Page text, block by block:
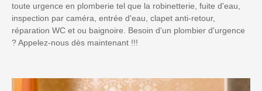
toute urgence en plomberie tel que la robinetterie, fuite d'eau,
inspection par caméra, entrée d'eau, clapet anti-retour,
réparation WC et ou baignoire. Besoin d'un plombier d'urgence
? Appelez-nous dès maintenant !!!